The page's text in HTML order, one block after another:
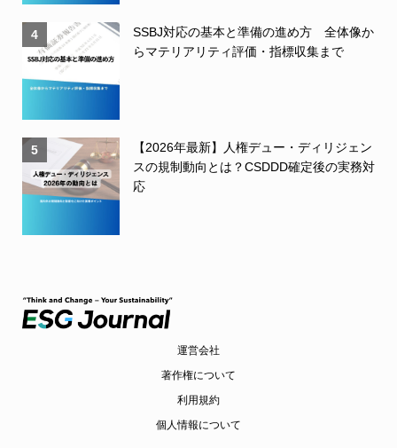
4
SSBJ対応の基本と準備の進め方 全体像か
らマテリアリティ評価・指標収集まで
5
【2026年最新】人権デュー・ディリジェン
スの規制動向とは？CSDDD確定後の実務対
応
運営会社
著作権について
利用規約
個人情報について